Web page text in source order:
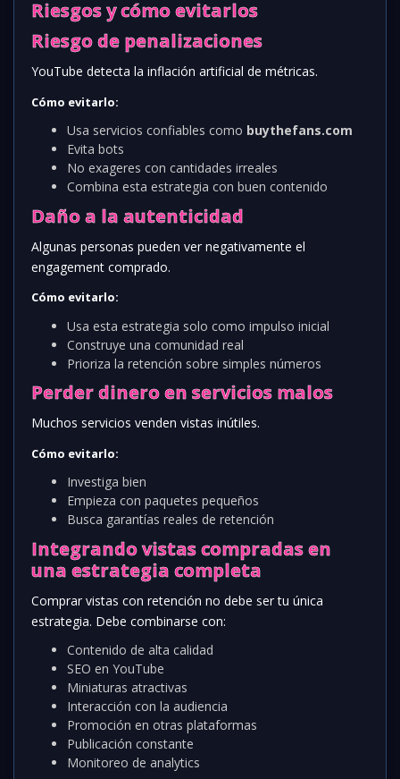
Riesgos y cómo evitarlos
Riesgo de penalizaciones
YouTube detecta la inflación artificial de métricas.
Cómo evitarlo:
Usa servicios confiables como buythefans.com
Evita bots
No exageres con cantidades irreales
Combina esta estrategia con buen contenido
Daño a la autenticidad
Algunas personas pueden ver negativamente el
engagement comprado.
Cómo evitarlo:
Usa esta estrategia solo como impulso inicial
Construye una comunidad real
Prioriza la retención sobre simples números
Perder dinero en servicios malos
Muchos servicios venden vistas inútiles.
Cómo evitarlo:
Investiga bien
Empieza con paquetes pequeños
Busca garantías reales de retención
Integrando vistas compradas en
una estrategia completa
Comprar vistas con retención no debe ser tu única
estrategia. Debe combinarse con:
Contenido de alta calidad
SEO en YouTube
Miniaturas atractivas
Interacción con la audiencia
Promoción en otras plataformas
Publicación constante
Monitoreo de analytics